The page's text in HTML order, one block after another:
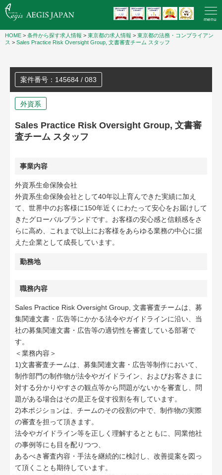
menu
HOME > 条件から探す求人情報 > 東京都の求人情報 > 東京都の法務・コンプライアン
ス > Sales Practice Risk Oversight Group, 文書審査チーム スタッフ
案件番号：145684 / 083
外資系
Sales Practice Risk Oversight Group, 文書審
査チーム スタッフ
事業内容
外資系生命保険会社
外資系生命保険会社として40年以上育んできた実績に加え
て、世界中のお客様に150年近くにわたって安心をお届けして
きたグローバルブランドです。お客様の安心感と信頼感をさ
らに高め、これまで以上にお客様をあらゆる業務の中心に据
えた企業として成長しています。
勤務地
職務内容
Sales Practice Risk Oversight Group, 文書審査チームは、募
集関連文書・広告等にかかる法令やガイドラインに沿い、当
社の募集関連文書・広告等の適切性を審査している部署で
す。
＜業務内容＞
1)文書審査チームは、募集関連文書・広告等制作において、
制作部門の制作物が法令やガイドライン、およびお客さまに
対する分かりやすさの観点等から問題がないかを審査し、問
題がある場合はその是正を促す役割を有しています。
2)本ポジションは、チームのその役割の中で、制作物の実際
の審査を担って頂きます。
法令やガイドライン等を正しく理解するとともに、同業他社
の事例等にも目を配りつつ、
あるべき審査内容・手法を継続的に検討し、改善提案を図っ
て頂くことも期待しています。